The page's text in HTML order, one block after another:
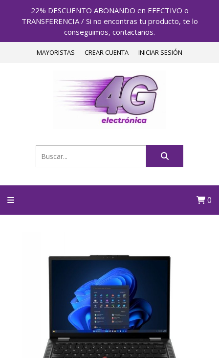
22% DESCUENTO ABONANDO en EFECTIVO o
TRANSFERENCIA / Si no encontras tu producto, te lo
conseguimos, contactanos.
MAYORISTAS CREAR CUENTA INICIAR SESIÓN
0